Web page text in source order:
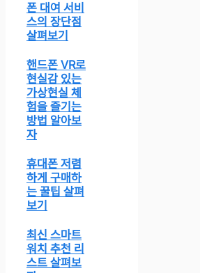
폰 대여 서비
스의 장단점
살펴보기
핸드폰 VR로
현실감 있는
가상현실 체
험을 즐기는
방법 알아보
자
휴대폰 저렴
하게 구매하
는 꿀팁 살펴
보기
최신 스마트
워치 추천 리
스트 살펴보